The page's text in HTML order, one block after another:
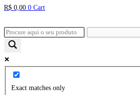
R$ 0,00 0 Cart
Exact matches only